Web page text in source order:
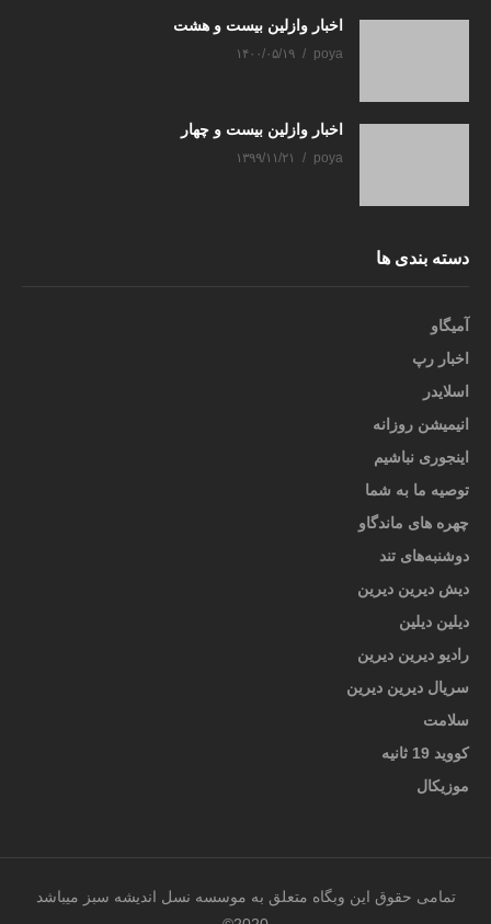
اخبار وازلین بیست و هشت
poya ۱۴۰۰/۰۵/۱۹
اخبار وازلین بیست و چهار
poya ۱۳۹۹/۱۱/۲۱
دسته بندی ها
آمیگاو
اخبار رپ
اسلایدر
انیمیشن روزانه
اینجوری نباشیم
توصیه ما به شما
چهره های ماندگاو
دوشنبه‌های تند
دیش دیرین دیرین
دیلین دیلین
رادیو دیرین دیرین
سریال دیرین دیرین
سلامت
کووید 19 ثانیه
موزیکال
تمامی حقوق این وبگاه متعلق به موسسه نسل اندیشه سبز میباشد